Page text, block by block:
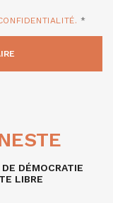
*
DÉMOCRATIE
LIBRE